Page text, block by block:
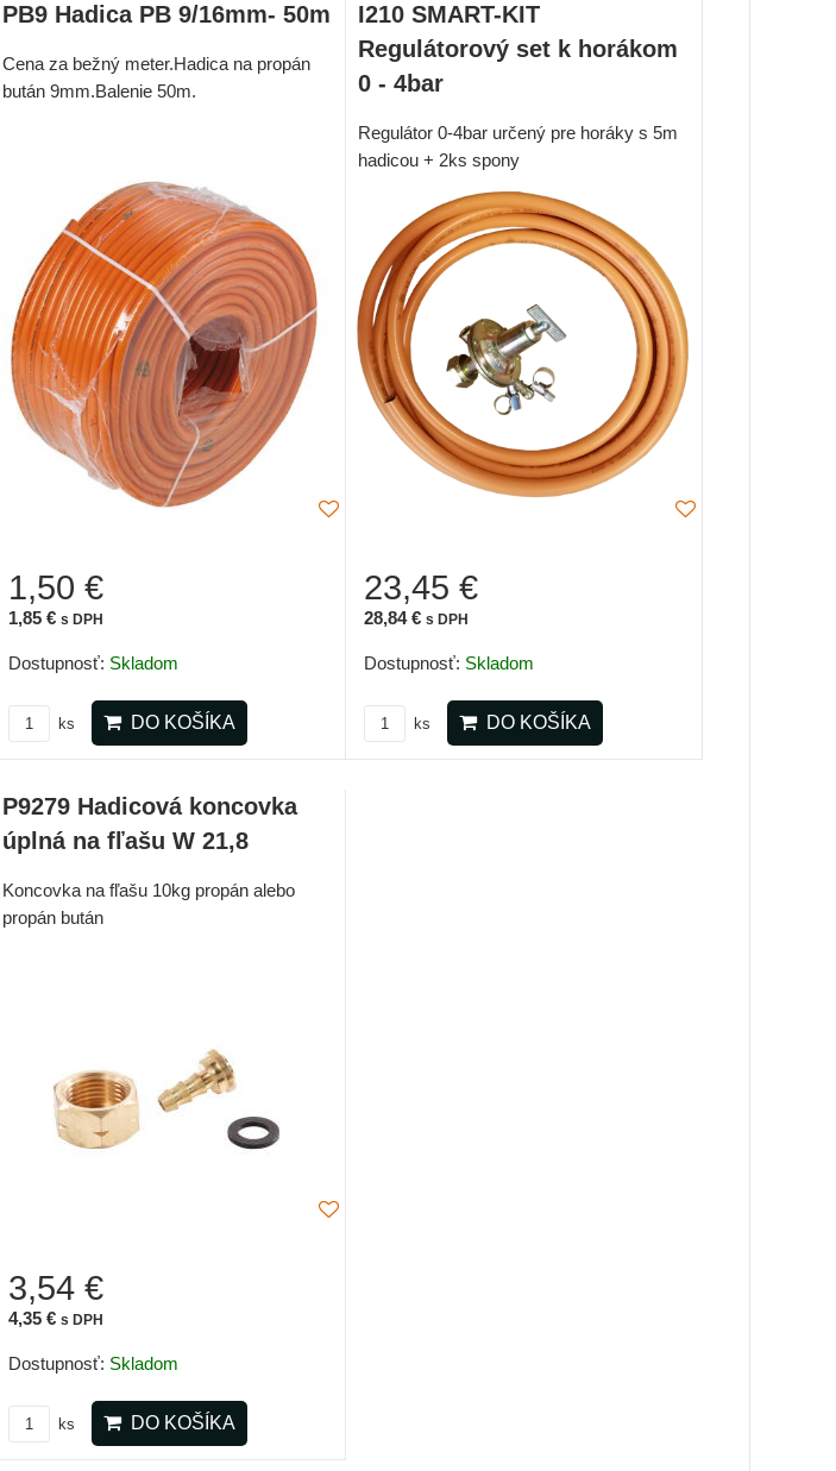
PB9 Hadica PB 9/16mm- 50m
Cena za bežný meter.Hadica na propán
bután 9mm.Balenie 50m.
1,50 €
1,85 € s DPH
Dostupnosť: Skladom
ks DO KOŠÍKA
I210 SMART-KIT
Regulátorový set k horákom
0 - 4bar
Regulátor 0-4bar určený pre horáky s 5m
hadicou + 2ks spony
23,45 €
28,84 €s DPH
Dostupnosť: Skladom
ks DO KOŠÍKA
P9279 Hadicová koncovka
úplná na fľašu W 21,8
Koncovka na fľašu 10kg propán alebo
propán bután
3,54 €
4,35 € s DPH
Dostupnosť: Skladom
ks DO KOŠÍKA